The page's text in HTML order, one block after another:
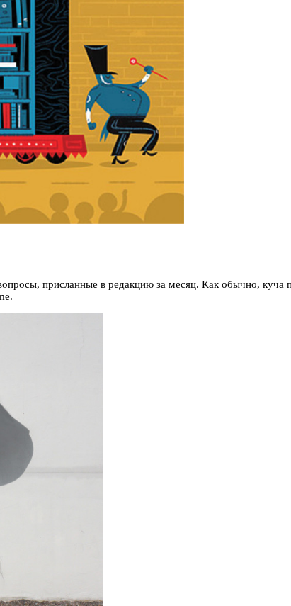
присланные в редакцию за месяц. Как обычно, куча